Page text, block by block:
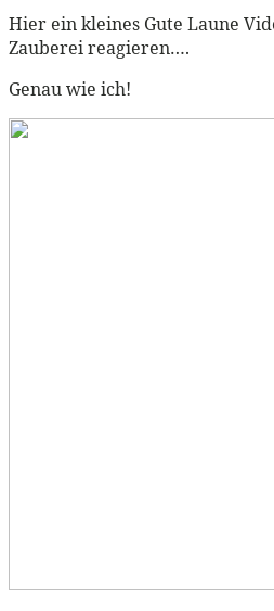
Hier ein kleines Gute Laune
Zauberei reagieren….
Genau wie ich!